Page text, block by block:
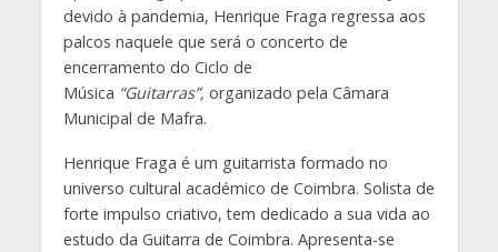
devido à pandemia, Henrique Fraga regressa aos
palcos naquele que será o concerto de
encerramento do Ciclo de
Música “Guitarras”, organizado pela Câmara
Municipal de Mafra.
Henrique Fraga é um guitarrista formado no
universo cultural académico de Coimbra. Solista de
forte impulso criativo, tem dedicado a sua vida ao
estudo da Guitarra de Coimbra. Apresenta-se